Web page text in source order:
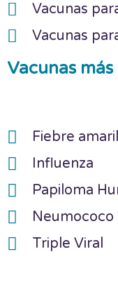
Vacunas
Vacunas
Vacunas
Fiebre
Influenza
Papiloma
Neumococo
Triple Viral